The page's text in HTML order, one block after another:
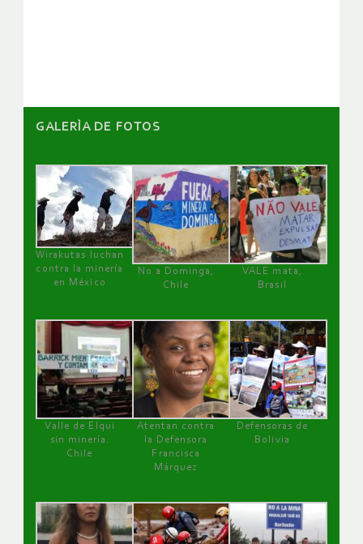
GALERÌA DE FOTOS
Wirakutas luchan
contra la minería
en México
No a Dominga,
Chile
VALE mata,
Brasil
Valle de Elqui
sin minería.
Chile
Atentan contra
la Defensora
Francisca
Márquez
Defensoras de
Bolivia